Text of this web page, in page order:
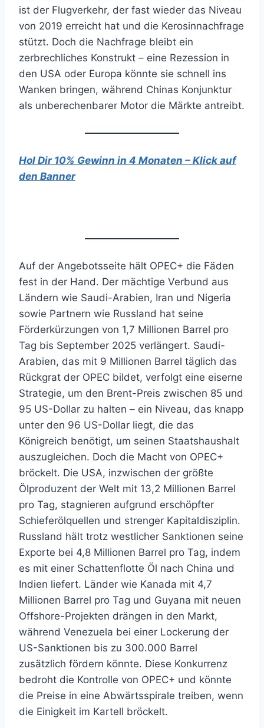
ist der Flugverkehr, der fast wieder das Niveau
von 2019 erreicht hat und die Kerosinnachfrage
stützt. Doch die Nachfrage bleibt ein
zerbrechliches Konstrukt – eine Rezession in
den USA oder Europa könnte sie schnell ins
Wanken bringen, während Chinas Konjunktur
als unberechenbarer Motor die Märkte antreibt.
Hol Dir 10% Gewinn in 4 Monaten – Klick auf
den Banner
Auf der Angebotsseite hält OPEC+ die Fäden
fest in der Hand. Der mächtige Verbund aus
Ländern wie Saudi-Arabien, Iran und Nigeria
sowie Partnern wie Russland hat seine
Förderkürzungen von 1,7 Millionen Barrel pro
Tag bis September 2025 verlängert. Saudi-
Arabien, das mit 9 Millionen Barrel täglich das
Rückgrat der OPEC bildet, verfolgt eine eiserne
Strategie, um den Brent-Preis zwischen 85 und
95 US-Dollar zu halten – ein Niveau, das knapp
unter den 96 US-Dollar liegt, die das
Königreich benötigt, um seinen Staatshaushalt
auszugleichen. Doch die Macht von OPEC+
bröckelt. Die USA, inzwischen der größte
Ölproduzent der Welt mit 13,2 Millionen Barrel
pro Tag, stagnieren aufgrund erschöpfter
Schieferölquellen und strenger Kapitaldisziplin.
Russland hält trotz westlicher Sanktionen seine
Exporte bei 4,8 Millionen Barrel pro Tag, indem
es mit einer Schattenflotte Öl nach China und
Indien liefert. Länder wie Kanada mit 4,7
Millionen Barrel pro Tag und Guyana mit neuen
Offshore-Projekten drängen in den Markt,
während Venezuela bei einer Lockerung der
US-Sanktionen bis zu 300.000 Barrel
zusätzlich fördern könnte. Diese Konkurrenz
bedroht die Kontrolle von OPEC+ und könnte
die Preise in eine Abwärtsspirale treiben, wenn
die Einigkeit im Kartell bröckelt.